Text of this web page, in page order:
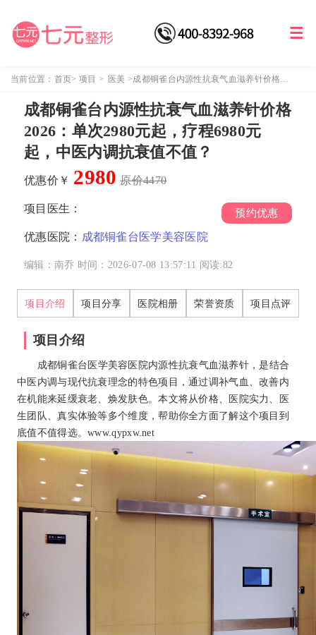
当前位置： 首页> 项目 > 医美 >成都铜雀台内源性抗衰气血滋养针价格
成都铜雀台内源性抗衰气血滋养针价格
2026：单次2980元起，疗程6980元
起，中医内调抗衰值不值？
优惠价￥ 2980 原价4470
项目医生：
优惠医院： 成都铜雀台医学美容医院
预约优惠
编辑：南乔 时间：2026-07-08 13:57:11 阅读:82
项目介绍 项目分享 医院相册 荣誉资质 项目点评
项目介绍
成都铜雀台医学美容医院内源性抗衰气血滋养针，是结合
中医内调与现代抗衰理念的特色项目，通过调补气血、改善内
在机能来延缓衰老、焕发肤色。本文将从价格、医院实力、医
生团队、真实体验等多个维度，帮助你全方面了解这个项目到
底值不值得选。www.qypxw.net